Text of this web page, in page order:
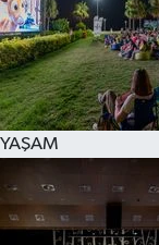
YAŞAM